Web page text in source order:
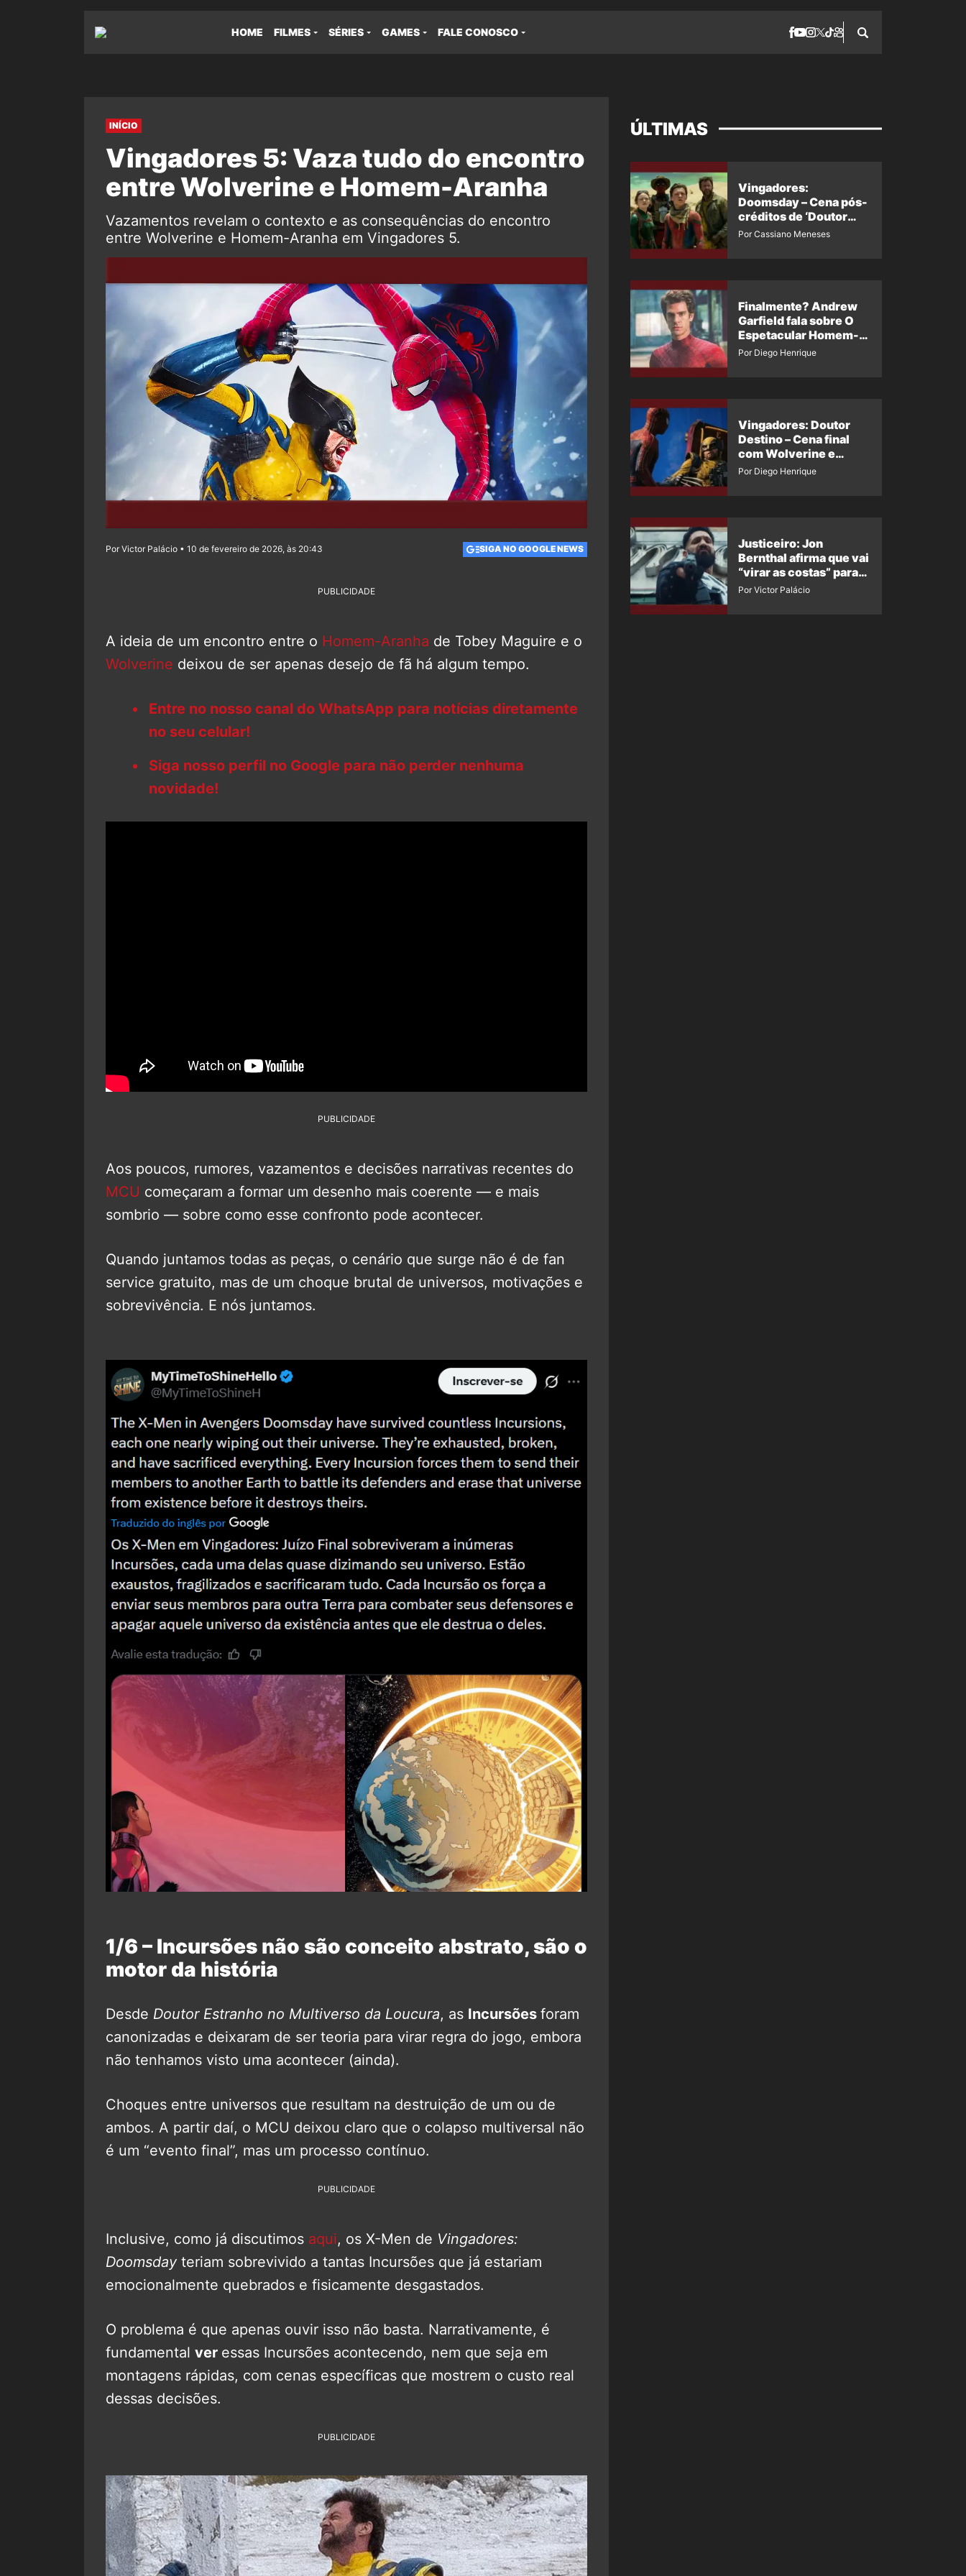
HOME FILMES SÉRIES GAMES FALE CONOSCO
INÍCIO
Vingadores 5: Vaza tudo do encontro
entre Wolverine e Homem-Aranha
Vazamentos revelam o contexto e as consequências do encontro
entre Wolverine e Homem-Aranha em Vingadores 5.
Por Victor Palácio • 10 de fevereiro de 2026, às 20:43 SIGA NO GOOGLE NEWS
PUBLICIDADE
A ideia de um encontro entre o Homem-Aranha de Tobey Maguire e o
Wolverine deixou de ser apenas desejo de fã há algum tempo.
Entre no nosso canal do WhatsApp para notícias diretamente
no seu celular!
Siga nosso perfil no Google para não perder nenhuma
novidade!
PUBLICIDADE
Aos poucos, rumores, vazamentos e decisões narrativas recentes do
MCU começaram a formar um desenho mais coerente — e mais
sombrio — sobre como esse confronto pode acontecer.
Quando juntamos todas as peças, o cenário que surge não é de fan
service gratuito, mas de um choque brutal de universos, motivações e
sobrevivência. E nós juntamos.
1/6 – Incursões não são conceito abstrato, são o
motor da história
Desde Doutor Estranho no Multiverso da Loucura, as Incursões foram
canonizadas e deixaram de ser teoria para virar regra do jogo, embora
não tenhamos visto uma acontecer (ainda).
Choques entre universos que resultam na destruição de um ou de
ambos. A partir daí, o MCU deixou claro que o colapso multiversal não
é um “evento final”, mas um processo contínuo.
PUBLICIDADE
Inclusive, como já discutimos aqui, os X-Men de Vingadores:
Doomsday teriam sobrevivido a tantas Incursões que já estariam
emocionalmente quebrados e fisicamente desgastados.
O problema é que apenas ouvir isso não basta. Narrativamente, é
fundamental ver essas Incursões acontecendo, nem que seja em
montagens rápidas, com cenas específicas que mostrem o custo real
dessas decisões.
PUBLICIDADE
ÚLTIMAS
Vingadores:
Doomsday – Cena pós-
créditos de ‘Doutor
Destino’ é revelada
Por Cassiano Meneses
Finalmente? Andrew
Garfield fala sobre O
Espetacular Homem-
Aranha 3
Por Diego Henrique
Vingadores: Doutor
Destino – Cena final
com Wolverine e
Homem-Aranha de
Por Diego Henrique
Justiceiro: Jon
Bernthal afirma que vai
“virar as costas” para
os fãs
Por Victor Palácio